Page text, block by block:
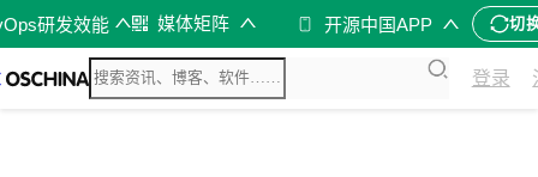
研发效能 媒体矩阵 开源中国APP 切
登录